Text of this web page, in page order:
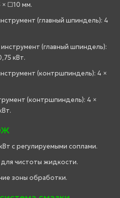
× □10 мм.
(главный шпиндель): 4
(главный шпиндель):
кВт.
(контршпиндель): 4 ×
(контршпиндель): 4 ×
с регулируемыми соплами.
чистоты жидкости.
зоны обработки.